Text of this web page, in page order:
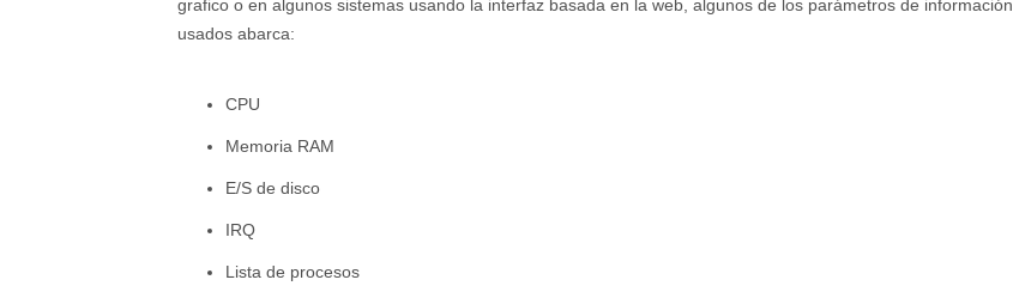
grafico o en algunos sistemas usando la interfaz basada en la web, algunos de los parámetros de información
usados abarca:
CPU
Memoria RAM
E/S de disco
IRQ
Lista de procesos